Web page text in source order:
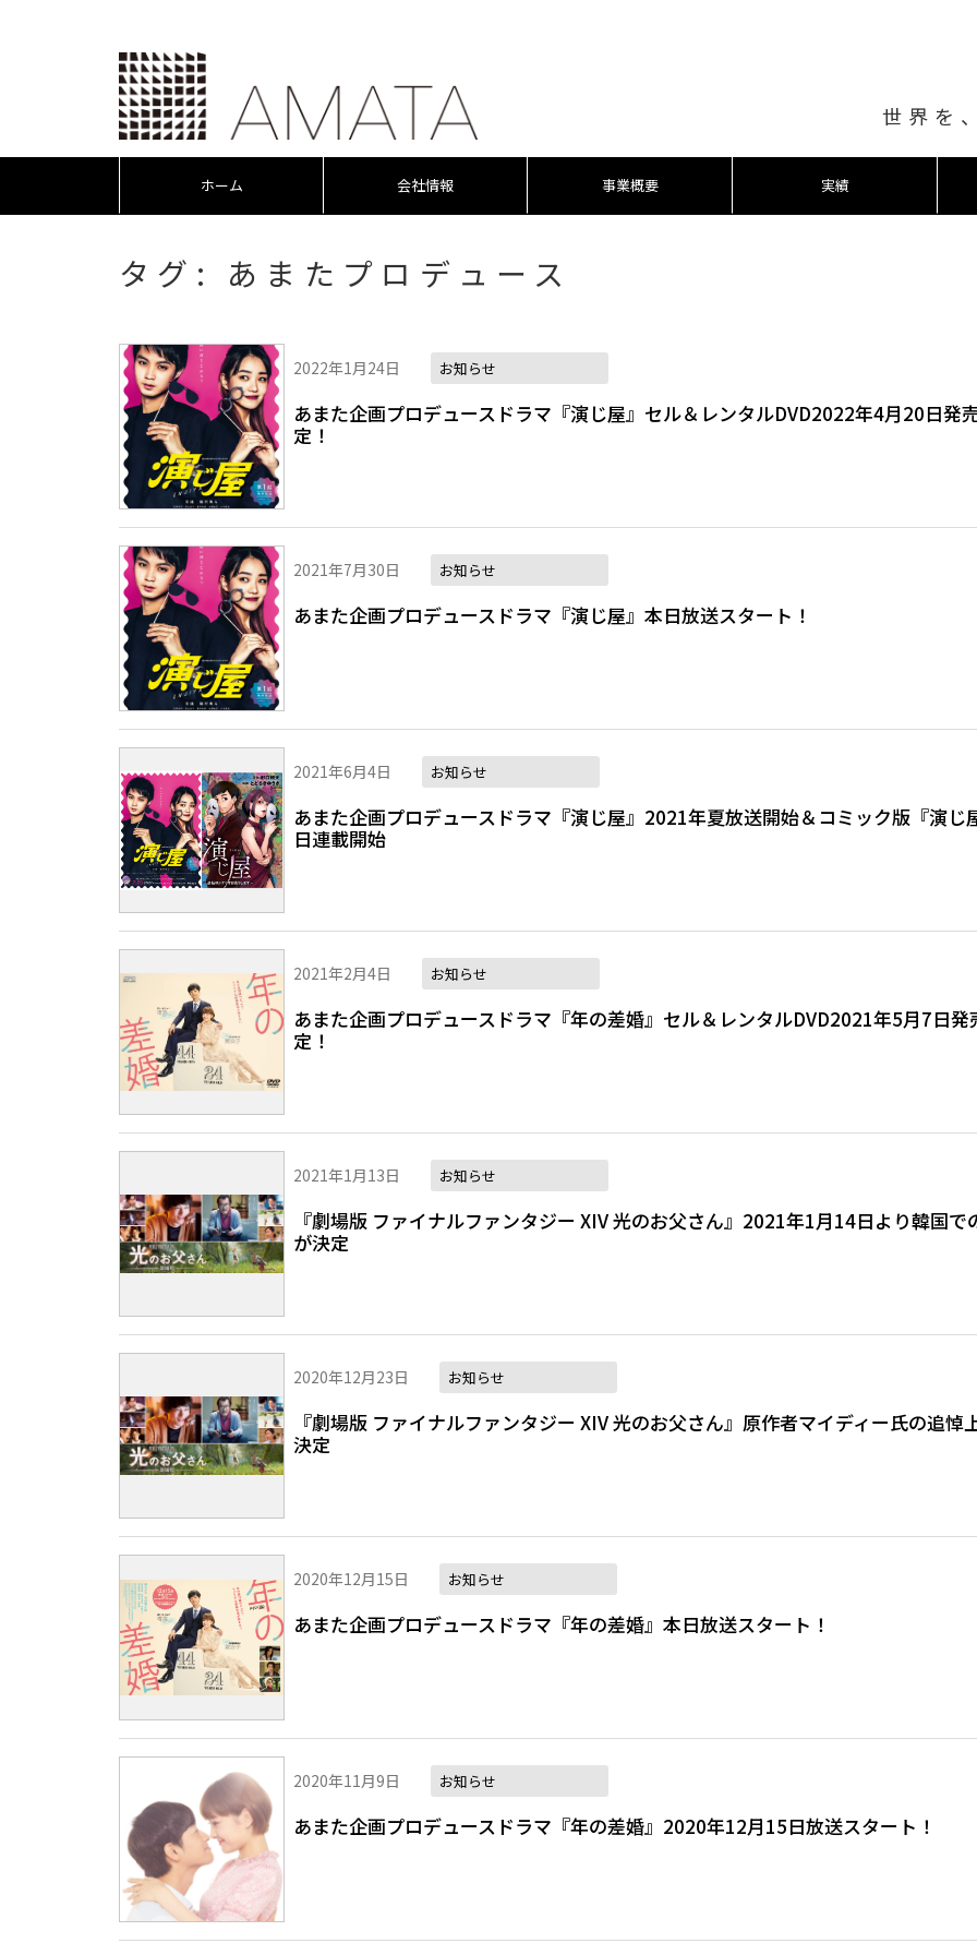
世界を
ホーム 会社情報 事業概要 実績
タグ: あまたプロデュース
2022年1月24日 お知らせ
あまた企画プロデュースドラマ『演じ屋』セル＆レンタルDVD2022年4月20日発
定！
2021年7月30日 お知らせ
あまた企画プロデュースドラマ『演じ屋』本日放送スタート！
2021年6月4日 お知らせ
あまた企画プロデュースドラマ『演じ屋』2021年夏放送開始＆コミック版『演じ
日連載開始
2021年2月4日 お知らせ
あまた企画プロデュースドラマ『年の差婚』セル＆レンタルDVD2021年5月7日発
定！
2021年1月13日 お知らせ
『劇場版 ファイナルファンタジー XIV 光のお父さん』2021年1月14日より韓国で
が決定
2020年12月23日 お知らせ
『劇場版 ファイナルファンタジー XIV 光のお父さん』原作者マイディー氏の追悼
決定
2020年12月15日 お知らせ
あまた企画プロデュースドラマ『年の差婚』本日放送スタート！
2020年11月9日 お知らせ
あまた企画プロデュースドラマ『年の差婚』2020年12月15日放送スタート！